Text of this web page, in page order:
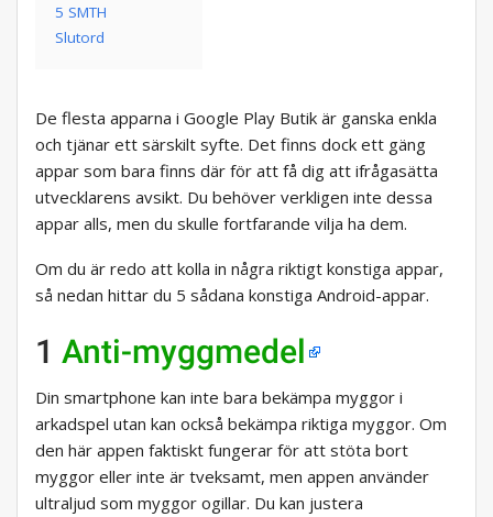
5 SMTH
Slutord
De flesta apparna i Google Play Butik är ganska enkla
och tjänar ett särskilt syfte. Det finns dock ett gäng
appar som bara finns där för att få dig att ifrågasätta
utvecklarens avsikt. Du behöver verkligen inte dessa
appar alls, men du skulle fortfarande vilja ha dem.
Om du är redo att kolla in några riktigt konstiga appar,
så nedan hittar du 5 sådana konstiga Android-appar.
1 Anti-myggmedel
Din smartphone kan inte bara bekämpa myggor i
arkadspel utan kan också bekämpa riktiga myggor. Om
den här appen faktiskt fungerar för att stöta bort
myggor eller inte är tveksamt, men appen använder
ultraljud som myggor ogillar. Du kan justera